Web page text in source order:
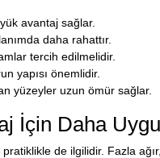
avantaj sağlar.
daha rahattır.
tercih edilmelidir.
yapısı önemlidir.
yüzeyler uzun ömür sağlar.
İçin Daha
de ilgilidir. Fazla